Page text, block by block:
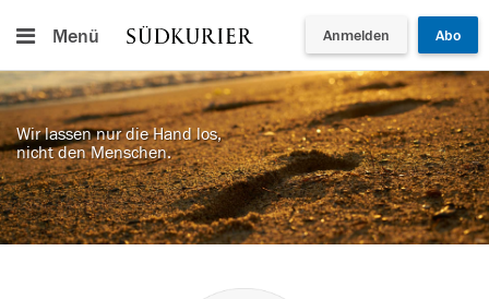
Menü Anmelden Abo
Wir lassen nur die Hand los,
nicht den Menschen.